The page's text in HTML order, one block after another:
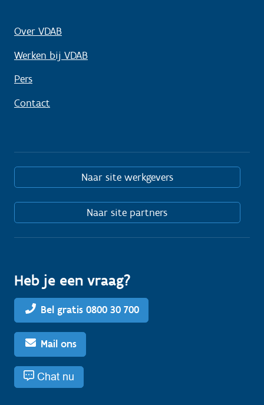
Over VDAB
Werken bij VDAB
Pers
Contact
Naar site werkgevers
Naar site partners
Heb je een vraag?
Bel gratis 0800 30 700
Mail ons
Chat nu